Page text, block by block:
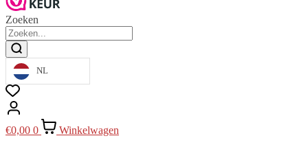
Zoeken
NL
€0,00 0
Winkelwagen